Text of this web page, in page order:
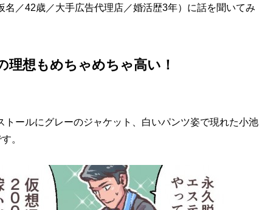
名／42歳／大手広告代理店／婚活歴3年）に話を聞いてみ
理想もめちゃめちゃ高い！
ールにグレーのジャケット、白いパンツ姿で現れた小池
。